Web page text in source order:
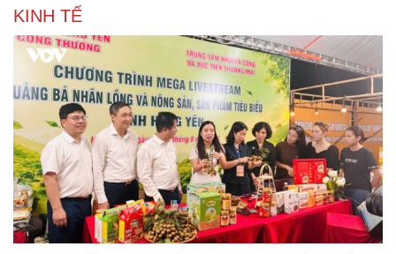
KINH TẾ